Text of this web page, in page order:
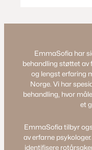
EmmaSofia har
behandling støttet
og lengst erfaring
Norge. Vi har
behandling, hvor
et
EmmaSofia tilbyr
av erfarne
identifisere